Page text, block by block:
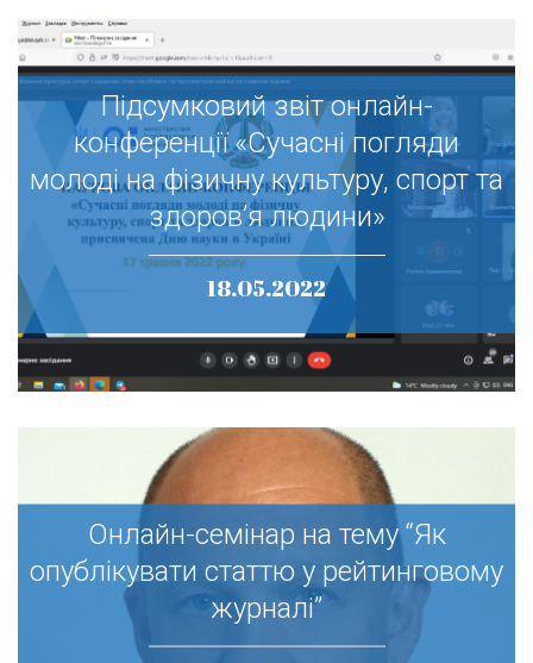
Підсумковий звіт онлайн-
конференції «Сучасні погляди
молоді на фізичну культуру, спорт та
здоров’я людини»
18.05.2022
Підсумковий звіт онлайн-
конференції «Сучасні погляди
молоді на фізичну культуру, спорт та
здоров’я людини»
Онлайн-семінар на тему “Як
опублікувати статтю у рейтинговому
журналі”
Онлайн-семінар на тему “Як
опублікувати статтю у рейтинговому
журналі”